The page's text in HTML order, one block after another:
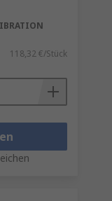
118,32 €/Stück